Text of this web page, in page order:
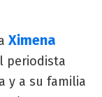
Ximena
periodista
y a su familia